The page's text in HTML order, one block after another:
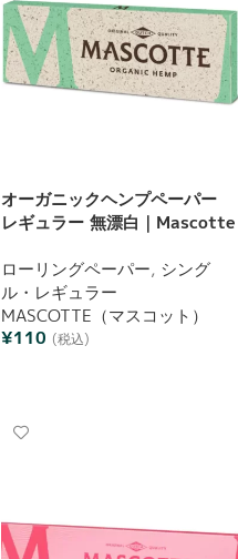
オーガニックヘンプペーパー
レギュラー 無漂白｜Mascotte
ローリングペーパー, シング
ル・レギュラー
MASCOTTE（マスコット）
¥110 (税込)